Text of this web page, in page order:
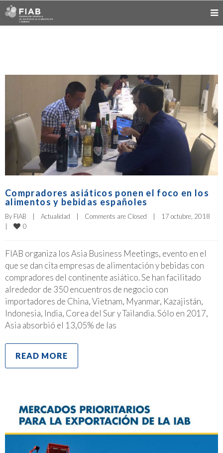
Compradores asiáticos ponen el foco en los
alimentos y bebidas españoles
By FIAB | Actualidad | Comments are Closed |
|
0
FIAB organiza los Asia Business Meetings, evento en el
que se dan cita empresas de alimentación y bebidas con
compradores del continente asiático. Se han facilitado
alrededor de 350 encuentros de negocio con
importadores de China, Vietnam, Myanmar, Kazajistán,
Indonesia, India, Corea del Sur y Tailandia. Sólo en 2017,
Asia absorbió el 13,05% de las
READ MORE